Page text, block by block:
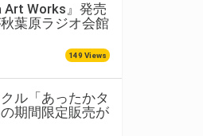
Art Works』発売
葉原ラジオ会館
149 Views
ル「あったかタ
期間限定販売が